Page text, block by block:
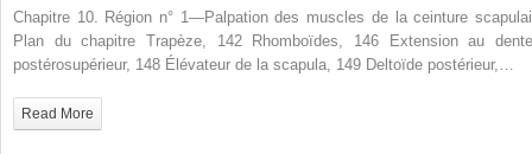
10.
Région
n°
Palpation
Chapitre 10. Région n° 1—Palpation des muscles de la ceinture
Plan du chapitre Trapèze, 142 Rhomboïdes, 146 Extension au
postérosupérieur, 148 Élévateur de la scapula, 149 Deltoïde postérieur,…
Read More